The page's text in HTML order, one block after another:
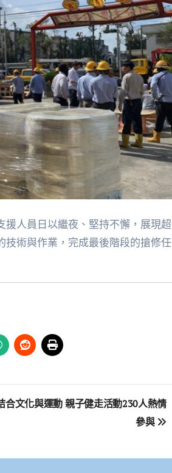
人員日以繼夜、堅持不懈，展現超
術與作業，完成最後階段的搶修任
合文化與運動 親子健走活動230人熱情
參與